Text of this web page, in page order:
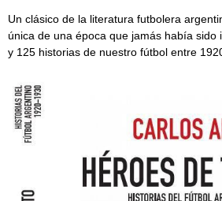
Un clásico de la literatura futbolera
única de una época que jamás había sido
y 125 historias de nuestro fútbol entre